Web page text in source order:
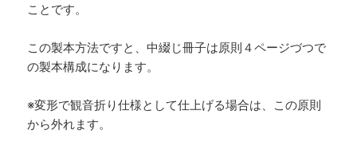
ことです。
この製本方法ですと、中綴じ冊子は原則４ページづつで
の製本構成になります。
※変形で観音折り仕様として仕上げる場合は、この原則
から外れます。